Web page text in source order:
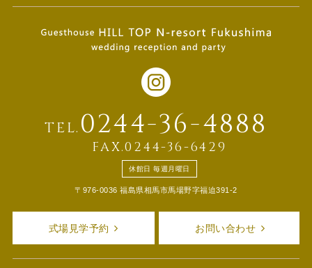
TEL. 0244-36-4888
FAX.0244-36-6429
休館日 毎週月曜日
〒976-0036 福島県相馬市馬場野字福迫391-2
式場見学予約 お問い合わせ